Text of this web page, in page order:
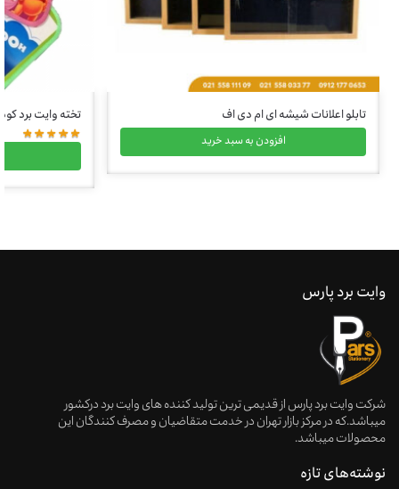
تابلو اعلانات شیشه ای ام دی اف
افزودن به سبد خرید
تخته وایت برد
وایت برد پارس
شرکت وایت برد پارس از قدیمی ترین تولید کننده های وایت برد درکشور
میباشد.که در مرکز بازار تهران در خدمت متقاضیان و مصرف کنندگان این
محصولات میباشد.
نوشته‌های تازه